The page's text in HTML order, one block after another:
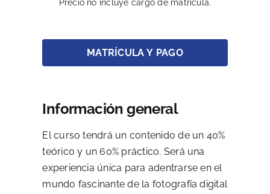
Precio no incluye cargo de matrícula.
MATRÍCULA Y PAGO
Información general
El curso tendrá un contenido de un 40%
teórico y un 60% práctico. Será una
experiencia única para adentrarse en el
mundo fascinante de la fotografía digital